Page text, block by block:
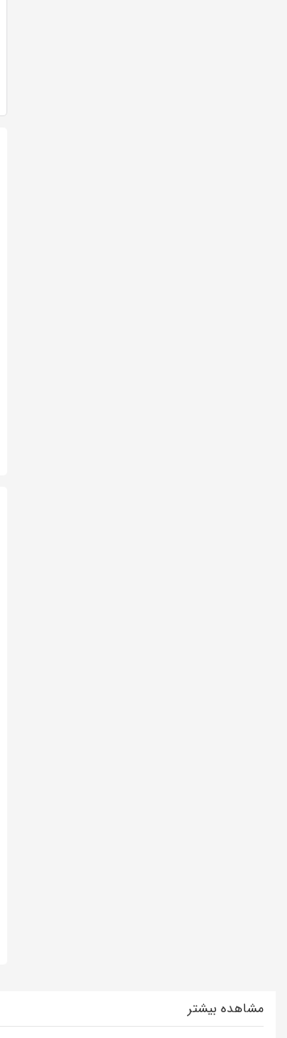
مشاهده بیشتر